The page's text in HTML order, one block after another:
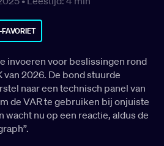
invoeren voor beslissingen rond
2026. De bond stuurde
naar een technisch panel van
de VAR te gebruiken bij onjuiste
nu op een reactie, aldus de